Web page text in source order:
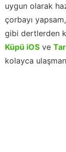
uygun olarak
çorbayı
gibi dertlerden
Küpü iOS ve
kolayca